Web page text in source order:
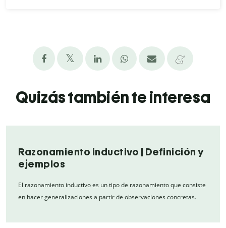
Quizás también te interesa
Razonamiento inductivo | Definición y
ejemplos
El razonamiento inductivo es un tipo de razonamiento que consiste
en hacer generalizaciones a partir de observaciones concretas.